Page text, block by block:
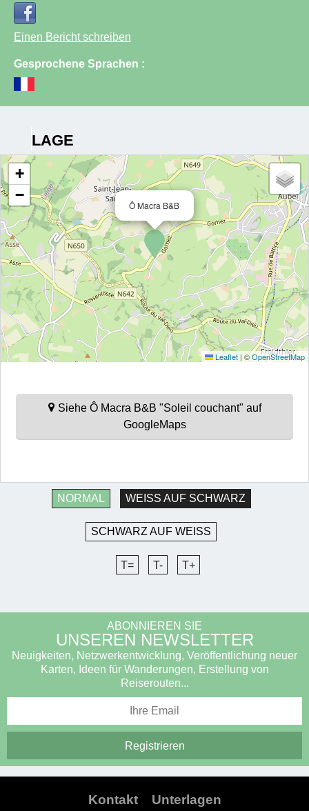
Einen Bericht schreiben
Gesprochene Sprachen :
LAGE
Ô Macra B&B
+
−
Leaflet |©OpenStreetMap
Siehe Ô Macra B&B "Soleil couchant" auf
GoogleMaps
NORMAL WEISS AUF SCHWARZ
SCHWARZ AUF WEISS
T= T- T+
ABONNIEREN SIE
UNSEREN NEWSLETTER
Neuigkeiten, Netzwerkentwicklung, Veröffentlichung neuer
Karten, Ideen für Wanderungen, Erstellung von
Reiserouten...
Kontakt Unterlagen